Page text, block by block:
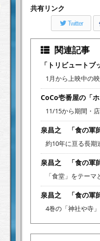
共有リンク
Twitter
関連記事
「トリビュート
1月から上映中の
CoCo壱番屋の「
11/15から期間・
泉昌之 「食の軍
約10年に亘る長期
泉昌之 「食の
「食堂」をテー
泉昌之 「食の
4巻の「神社や寺